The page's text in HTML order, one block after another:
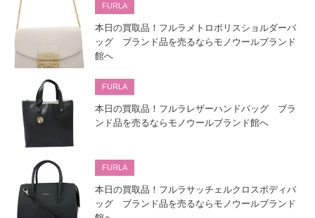
FURLA
本日の買取品！フルラメトロポリスショルダーバ
ッグ ブランド品を売るならモノウールブランド
館へ
FURLA
本日の買取品！フルラレザーハンドバッグ ブラ
ンド品を売るならモノウールブランド館へ
FURLA
本日の買取品！フルラサッチェルクロスボディバ
ッグ ブランド品を売るならモノウールブランド